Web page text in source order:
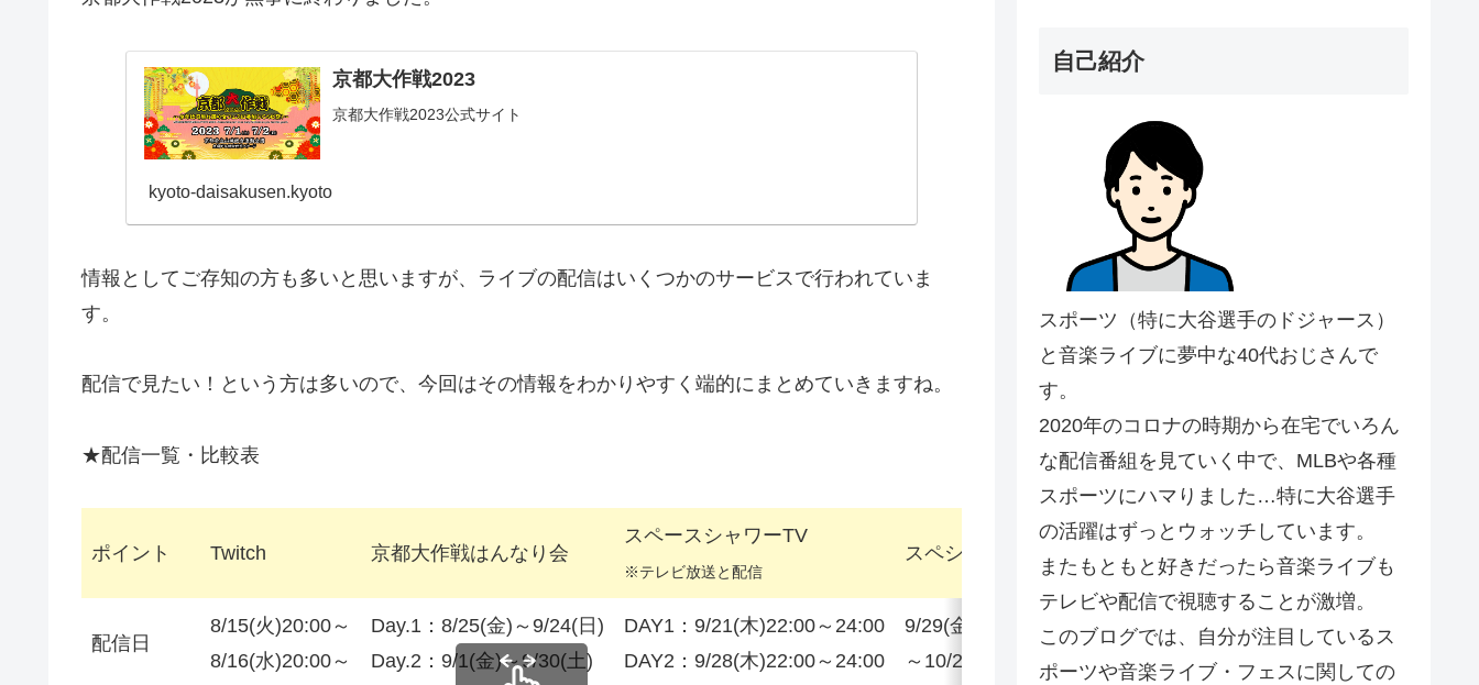
京都大作戦2023
京都大作戦2023公式サイト
kyoto-daisakusen.kyoto
情報としてご存知の方も多いと思いますが、ライブの配信はいくつかのサービスで行われていま
す。
配信で見たい！という方は多いので、今回はその情報をわかりやすく端的にまとめていきますね。
★配信一覧・比較表
ポイント Twitch 京都大作戦はんなり会
スペースシャワーTV
※テレビ放送と配信
スペシャオンデマンド
配信日
8/15(火)20:00～
8/16(水)20:00～
Day.1：8/25(金)～9/24(日)
Day.2：9/1(金)～9/30(土)
DAY1：9/21(木)22:00～24:00
DAY2：9/28(木)22:00～24:00
9/29(金)12:00
～10/28日(土) 23:59
自己紹介
スポーツ（特に大谷選手のドジャース）
と音楽ライブに夢中な40代おじさんで
す。
2020年のコロナの時期から在宅でいろん
な配信番組を見ていく中で、MLBや各種
スポーツにハマりました…特に大谷選手
の活躍はずっとウォッチしています。
またもともと好きだったら音楽ライブも
テレビや配信で視聴することが激増。
このブログでは、自分が注目しているス
ポーツや音楽ライブ・フェスに関しての